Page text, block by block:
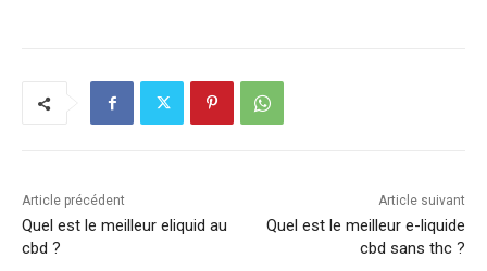
Article précédent
Quel est le meilleur eliquid au
cbd ?
Article suivant
Quel est le meilleur e-liquide
cbd sans thc ?